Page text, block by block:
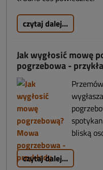
czytaj dalej...
Jak wygłosić mowę
pogrzebowa -
bliską
czytaj dalej...